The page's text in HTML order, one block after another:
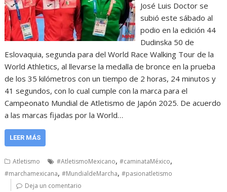
José Luis Doctor se
subió este sábado al
podio en la edición 44
Dudinska 50 de
Eslovaquia, segunda para del World Race Walking Tour de la
World Athletics, al llevarse la medalla de bronce en la prueba
de los 35 kilómetros con un tiempo de 2 horas, 24 minutos y
41 segundos, con lo cual cumple con la marca para el
Campeonato Mundial de Atletismo de Japón 2025. De acuerdo
a las marcas fijadas por la World…
LEER MÁS
Atletismo #AtletismoMexicano,#caminataMéxico,
#marchamexicana,#MundialdeMarcha,#pasionatletismo
Deja un comentario